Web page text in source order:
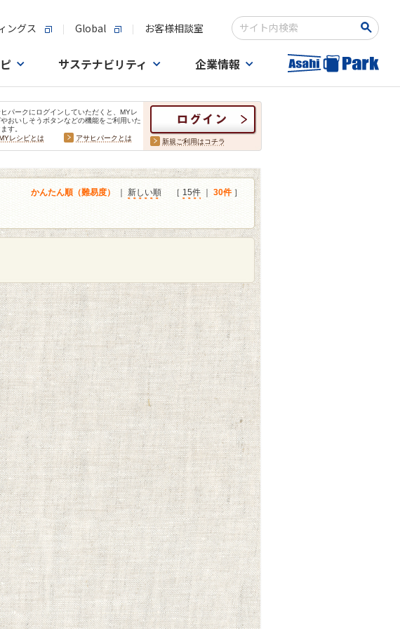
ングス Global お客様相談室
検索キーワード入力
サステナビリティ 企業情報
ヒパークにログインしていただくと、MYレ
やおいしそうボタンなどの機能をご利用いた
す。
レシピとは
アサヒパークとは 新規ご利用はコチラ
かんたん順（難易度） 新しい順 ［ 15件 30件 ］